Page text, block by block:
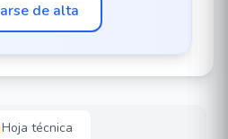
de alta
Hoja técnica